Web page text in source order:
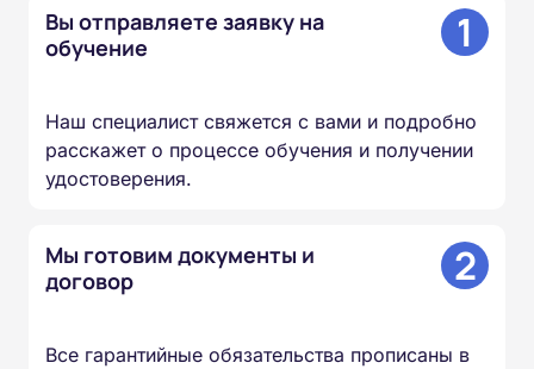
Вы отправляете заявку на
обучение
1
Наш специалист свяжется с вами и подробно
расскажет о процессе обучения и получении
удостоверения.
Мы готовим документы и
договор
2
Все гарантийные обязательства прописаны в